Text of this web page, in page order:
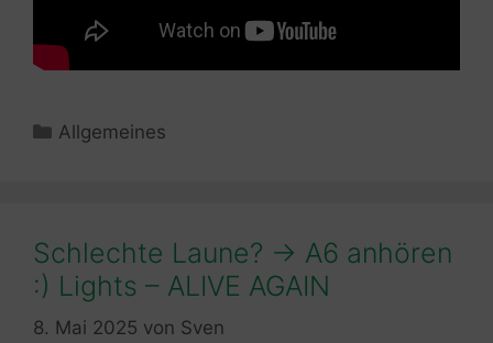
Kategorien
Allgemeines
Schlechte Laune? -> A6 anhören
:) Lights – ALIVE AGAIN
8. Mai 2025 von Sven